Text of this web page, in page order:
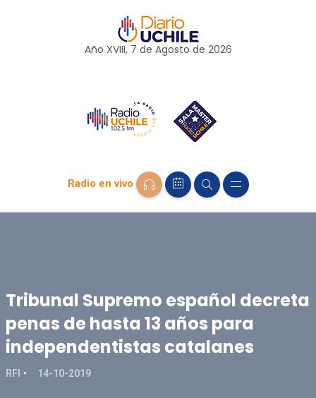
Año XVIII, 7 de Agosto de 2026
Radio en vivo
Tribunal Supremo español decreta
penas de hasta 13 años para
independentistas catalanes
RFI 14-10-2019